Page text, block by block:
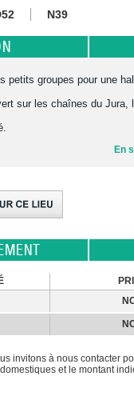
N39
petits groupes pour une
sur les chaînes du Jura,
En
invitons à nous contacter
et le montant